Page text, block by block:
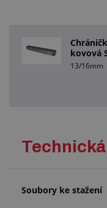
kovová
13/16mm
Soubory ke stažení